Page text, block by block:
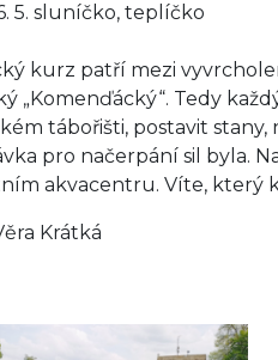
5. sluníčko, teplíčko
kurz patří mezi
„Komenďácký“. Tedy
tábořišti, postavit
pro načerpání sil byla.
akvacentru. Víte, který
Krátká